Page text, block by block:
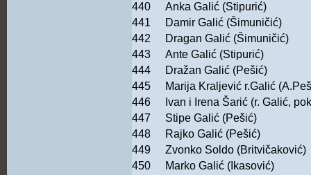
440
Anka Galić (Stipurić)
441
Damir Galić (Šimuničić)
442
Dragan Galić (Šimuničić)
443
Ante Galić (Stipurić)
444
Dražan Galić (Pešić)
445
Marija Kraljević r.Galić
446
Ivan i Irena Šarić (r. Galić,
447
Stipe Galić (Pešić)
448
Rajko Galić (Pešić)
449
Zvonko Soldo (Britvičaković)
450
Marko Galić (Ikasović)